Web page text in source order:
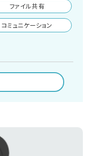
ファイル共有
コミュニケーション